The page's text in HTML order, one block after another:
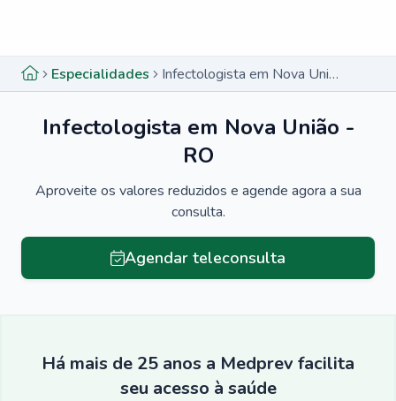
Especialidades Infectologista em Nova União - RO
Infectologista em Nova União -
RO
Aproveite os valores reduzidos e agende agora a sua
consulta.
Agendar teleconsulta
Há mais de 25 anos a Medprev facilita
seu acesso à saúde